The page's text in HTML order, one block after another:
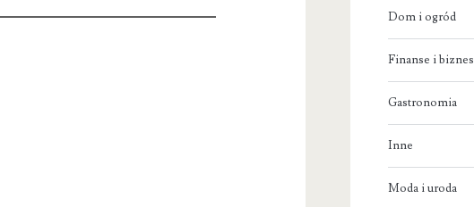
Dom i ogród
Finanse i biznes
Gastronomia
Inne
Moda i uroda